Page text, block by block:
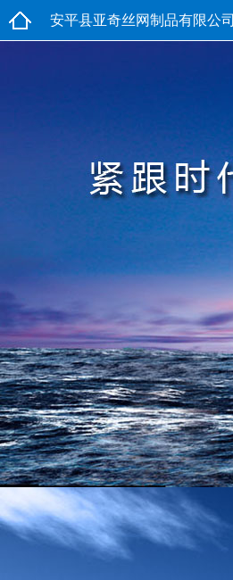
安平县亚奇丝网制品有限公司